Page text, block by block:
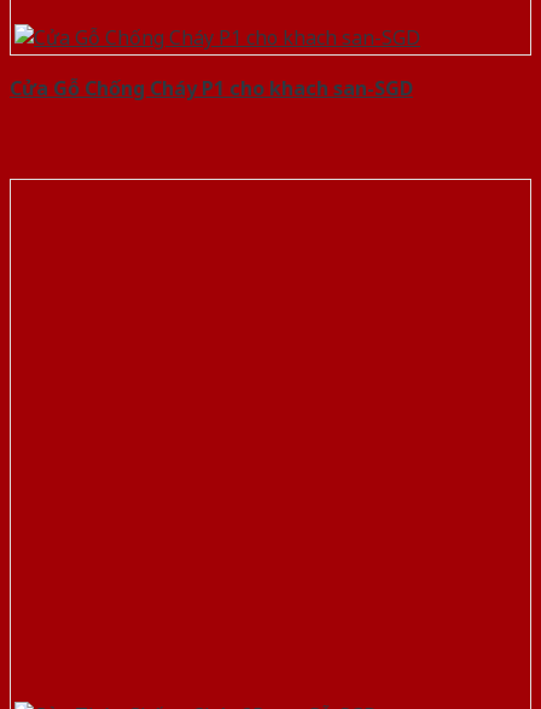
Cửa Gỗ Chống Cháy P1 cho khach san-SGD